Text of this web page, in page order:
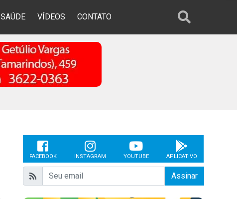
SAÚDE VÍDEOS CONTATO
FACEBOOK INSTAGRAM YOUTUBE APLICATIVO
Assinar